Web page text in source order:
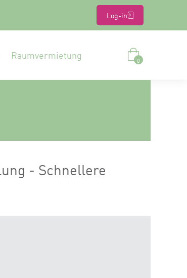
Log-in
Raumvermietung 0
- Schnellere